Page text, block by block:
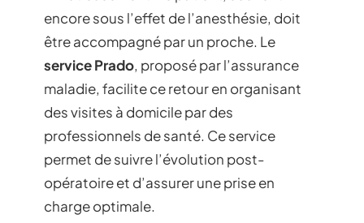
encore sous l’effet de l’anesthésie, doit
être accompagné par un proche. Le
service Prado, proposé par l’assurance
maladie, facilite ce retour en organisant
des visites à domicile par des
professionnels de santé. Ce service
permet de suivre l’évolution post-
opératoire et d’assurer une prise en
charge optimale.